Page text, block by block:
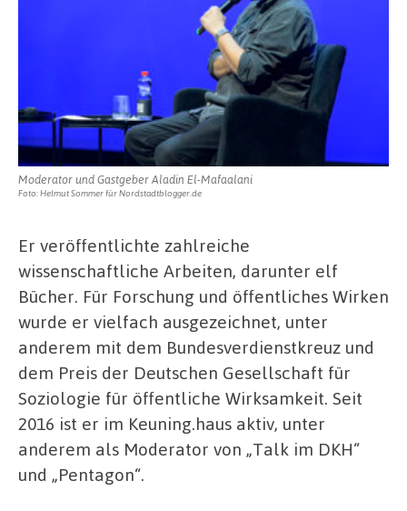
Moderator und Gastgeber Aladin El-Mafaalani
Foto: Helmut Sommer für Nordstadtblogger.de
Er veröffentlichte zahlreiche
wissenschaftliche Arbeiten, darunter elf
Bücher. Für Forschung und öffentliches Wirken
wurde er vielfach ausgezeichnet, unter
anderem mit dem Bundesverdienstkreuz und
dem Preis der Deutschen Gesellschaft für
Soziologie für öffentliche Wirksamkeit. Seit
2016 ist er im Keuning.haus aktiv, unter
anderem als Moderator von „Talk im DKH“
und „Pentagon“.